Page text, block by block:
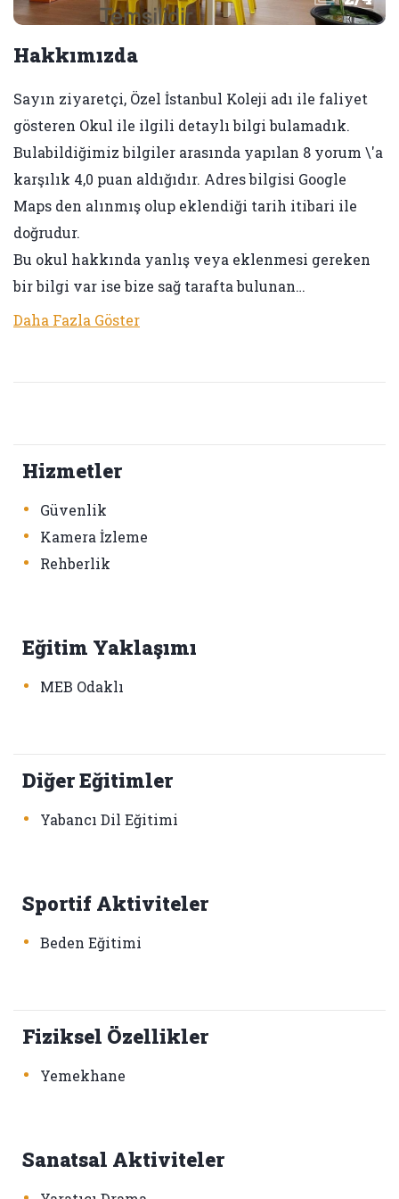
Hakkımızda
Sayın ziyaretçi, Özel İstanbul Koleji adı ile faliyet
gösteren Okul ile ilgili detaylı bilgi bulamadık.
Bulabildiğimiz bilgiler arasında yapılan 8 yorum \'a
karşılık 4,0 puan aldığıdır. Adres bilgisi Google
Maps den alınmış olup eklendiği tarih itibari ile
doğrudur.
Bu okul hakkında yanlış veya eklenmesi gereken
bir bilgi var ise bize sağ tarafta bulunan…
Daha Fazla Göster
Hizmetler
• Güvenlik
• Kamera İzleme
• Rehberlik
Eğitim Yaklaşımı
• MEB Odaklı
Diğer Eğitimler
• Yabancı Dil Eğitimi
Sportif Aktiviteler
• Beden Eğitimi
Fiziksel Özellikler
• Yemekhane
Sanatsal Aktiviteler